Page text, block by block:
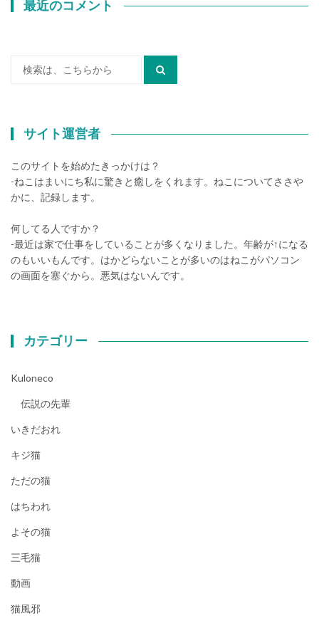
最近のコメント
サイト運営者
このサイトを始めたきっかけは？
-ねこはまいにち私に驚きと癒しをくれます。ねこについてささや
かに、記録します。
何してる人ですか？
-最近は家で仕事をしていることが多くなりました。年齢が↑になる
のもいいもんです。はかどらないことが多いのはねこがパソコン
の画面を塞ぐから。悪気はないんです。
カテゴリー
Kuloneco
伝説の先輩
いきだおれ
キジ猫
ただの猫
はちわれ
よその猫
三毛猫
動画
猫風邪